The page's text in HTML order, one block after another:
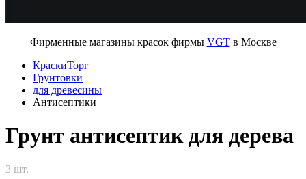
Фирменные магазины красок фирмы VGTв Москве
КраскиТорг
Грунтовки
для древесины
Антисептики
Грунт антисептик для дерева
3 шт.